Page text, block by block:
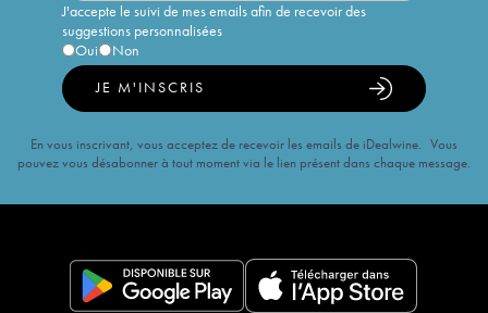
J'accepte le suivi de mes emails afin de recevoir des
suggestions personnalisées
Oui
Non
JE M'INSCRIS
En vous inscrivant, vous acceptez de recevoir les emails de iDealwine. Vous
pouvez vous désabonner à tout moment via le lien présent dans chaque message.